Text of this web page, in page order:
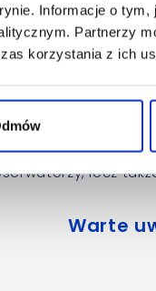
Informacje o
Partnerzy
korzystania z ich
częścią unikalnej
młodego
dostrzegalna jest
również „starsi”
lecz
Warte